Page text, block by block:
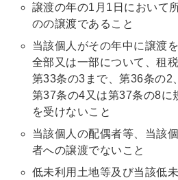
譲渡の年の1月1日において
のの譲渡であること
当該個人がその年中に譲渡
全部又は一部について、租
第33条の3まで、第36条の2
第37条の4又は第37条の8に
を受けないこと
当該個人の配偶者等、当該
者への譲渡でないこと
低未利用土地等及び当該低